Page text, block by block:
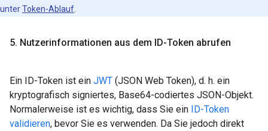
unterToken-Ablauf
5. Nutzerinformationen aus dem ID-Token abrufen
Ein ID-Token ist ein JWT (JSON Web Token), d. h. ein
kryptografisch signiertes, Base64-codiertes JSON-Objekt.
Normalerweise ist es wichtig, dass Sie ein ID-Token
validieren, bevor Sie es verwenden. Da Sie jedoch direkt